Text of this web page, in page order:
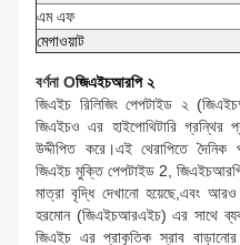
এম এফ
মেগাওয়াট
বর্ণনা Oজিএইচআরপি ২
জিএইচ রিলিজিং পেপটাইড ২
জিএইচও এর হাইপোথিটারি গ্রন্থির
উদ্দীপিত করে।এই থেরাপিতে দৈনিক
জিএইচ মুক্তি পেপটাইড 2,
মাত্রা বৃদ্ধি দেখানো হয়েছে,এবং
হরমোন (জিএইচআরএইচ) এর সাথে
জিএইচ এর প্রাকৃতিক স্রাব বাড়ানোর